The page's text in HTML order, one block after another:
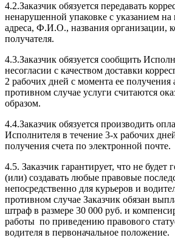
4.2.Заказчик обязуется передавать
ненарушенной упаковке с указанием на
адреса, Ф.И.О., названия организации,
получателя.
4.3.Заказчик обязуется сообщить
несогласии с качеством доставки
2 рабочих дней с момента ее получения
противном случае услуги считаются
образом.
4.4.Заказчик обязуется производить
Исполнителя в течение 3-х рабочих
получения счета по электронной почте.
4.5. Заказчик гарантирует, что не будет
(или) создавать любые правовые
непосредственно для курьеров и
противном случае Заказчик обязан
штраф в размере 30 000 руб. и
работы по приведению правового
водителя в первоначальное положение.